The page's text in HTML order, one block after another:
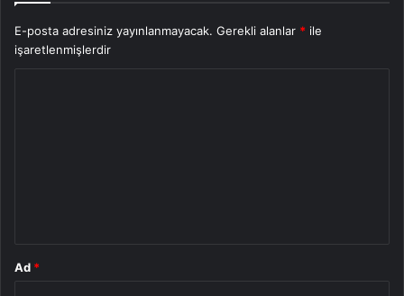
E-posta adresiniz yayınlanmayacak. Gerekli alanlar * ile
işaretlenmişlerdir
Ad *